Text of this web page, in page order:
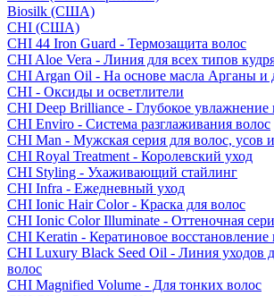
Biosilk (США)
CHI (США)
CHI 44 Iron Guard - Термозащита волос
CHI Aloe Vera - Линия для всех типов
CHI Argan Oil - На основе масла Арганы и
CHI - Оксиды и осветлители
CHI Deep Brilliance - Глубокое увлажнение
CHI Enviro - Система разглаживания волос
CHI Man - Мужская серия для волос, усов
CHI Royal Treatment - Королевский уход
CHI Styling - Ухаживающий стайлинг
CHI Infra - Ежедневный уход
CHI Ionic Hair Color - Краска для волос
CHI Ionic Color Illuminate - Оттеночная
CHI Keratin - Кератиновое восстановление
CHI Luxury Black Seed Oil - Линия уходов
волос
CHI Magnified Volume - Для тонких волос